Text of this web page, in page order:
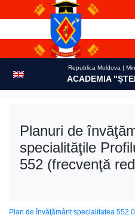
Republica Moldova |
ACADEMIA
Planuri de
specialităţile
552 (frecvenţă
Plan de învăţământ specialitatea